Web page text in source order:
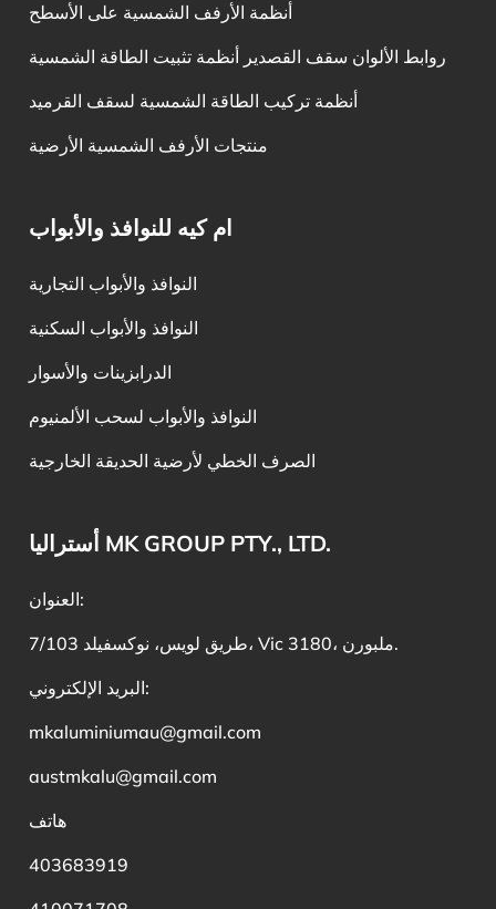
أنظمة الأرفف الشمسية على الأسطح
روابط الألوان سقف القصدير أنظمة تثبيت الطاقة الشمسية
أنظمة تركيب الطاقة الشمسية لسقف القرميد
منتجات الأرفف الشمسية الأرضية
ام كيه للنوافذ والأبواب
النوافذ والأبواب التجارية
النوافذ والأبواب السكنية
الدرابزينات والأسوار
النوافذ والأبواب لسحب الألمنيوم
الصرف الخطي لأرضية الحديقة الخارجية
أستراليا MK GROUP PTY., LTD.
العنوان:
7/103 طريق لويس، نوكسفيلد، Vic 3180، ملبورن.
البريد الإلكتروني:
mkaluminiumau@gmail.com
austmkalu@gmail.com
هاتف
403683919